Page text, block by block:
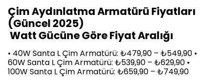
Çim Aydınlatma Armatürü Fiyatları
(Güncel 2025)
Watt Gücüne Göre Fiyat Aralığı
• 40W Santa L Çim Armatürü: ₺479,90 – ₺549,90 •
60W Santa L Çim Armatürü: ₺539,90 – ₺629,90 •
100W Santa L Çim Armatürü: ₺659,90 – ₺749,90